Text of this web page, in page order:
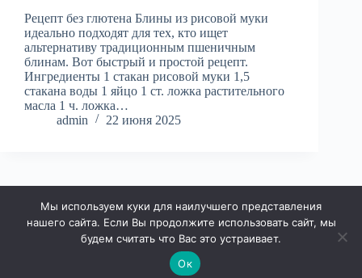
Рецепт без глютена Блины из рисовой муки
идеально подходят для тех, кто ищет
альтернативу традиционным пшеничным
блинам. Вот быстрый и простой рецепт.
Ингредиенты 1 стакан рисовой муки 1,5
стакана воды 1 яйцо 1 ст. ложка растительного
масла 1 ч. ложка…
admin
22 июня 2025
Мы используем куки для наилучшего представления
нашего сайта. Если Вы продолжите использовать сайт, мы
будем считать что Вас это устраивает.
Ок